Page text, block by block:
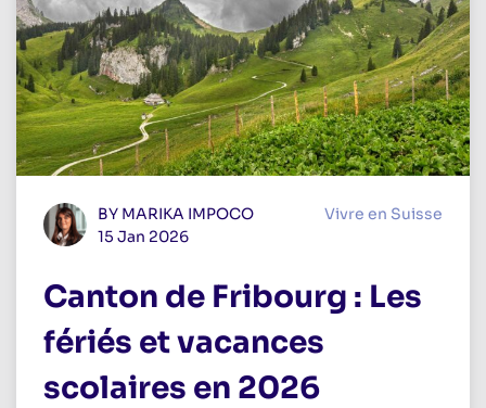
BY MARIKA IMPOCO
15 Jan 2026
Vivre en Suisse
Canton de Fribourg : Les
fériés et vacances
scolaires en 2026